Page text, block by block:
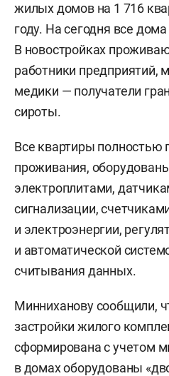
жилых домов на 1 716
году. На сегодня все
В новостройках
работники предприятий,
медики — получатели
сироты.
Все квартиры полностью
проживания,
электроплитами,
сигнализации,
и электроэнергии,
и автоматической
считывания данных.
Минниханову сообщили,
застройки жилого
сформирована с учетом
в домах оборудованы